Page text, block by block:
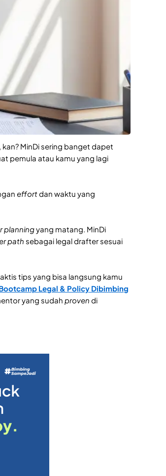
MinDi sering banget dapet
pemula atau kamu yang lagi
effortdan waktu yang
planningyang matang. MinDi
path sebagai legal drafter sesuai
tips yang bisa langsung kamu
Legal & Policy Dibimbing
yang sudah proven di